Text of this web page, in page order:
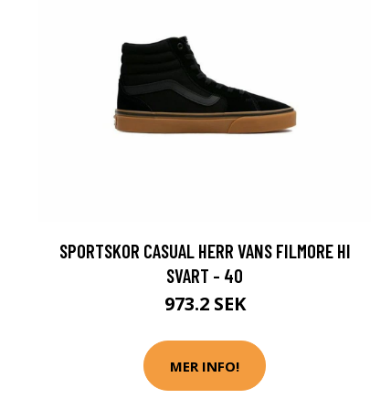
SPORTSKOR CASUAL HERR VANS FILMORE HI
SVART - 40
973.2 SEK
MER INFO!